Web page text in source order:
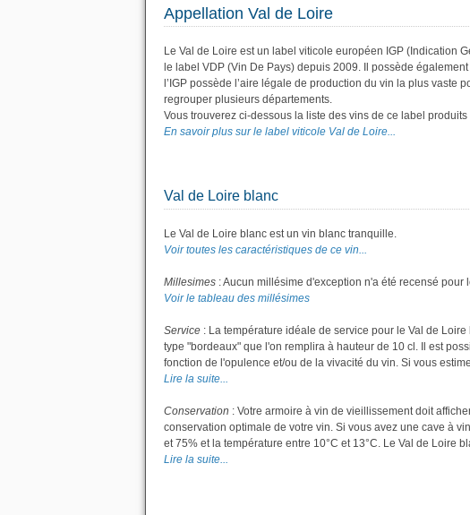
Appellation Val de Loire
Le Val de Loire est un label viticole européen IGP (Indication
le label VDP (Vin De Pays) depuis 2009. Il possède
l’IGP possède l’aire légale de production du vin la plus
regrouper plusieurs départements.
Vous trouverez ci-dessous la liste des vins de ce label
En savoir plus sur le label viticole Val de Loire...
Val de Loire blanc
Le Val de Loire blanc est un vin blanc tranquille.
Voir toutes les caractéristiques de ce vin...
Millesimes : Aucun millésime d'exception n'a été recensé pour
Voir le tableau des millésimes
Service : La température idéale de service pour le Val de
type "bordeaux" que l'on remplira à hauteur de 10 cl. Il est
fonction de l'opulence et/ou de la vivacité du vin. Si vous
Lire la suite...
Conservation : Votre armoire à vin de vieillissement doit
conservation optimale de votre vin. Si vous avez une cave à
et 75% et la température entre 10°C et 13°C. Le Val de Loire
Lire la suite...